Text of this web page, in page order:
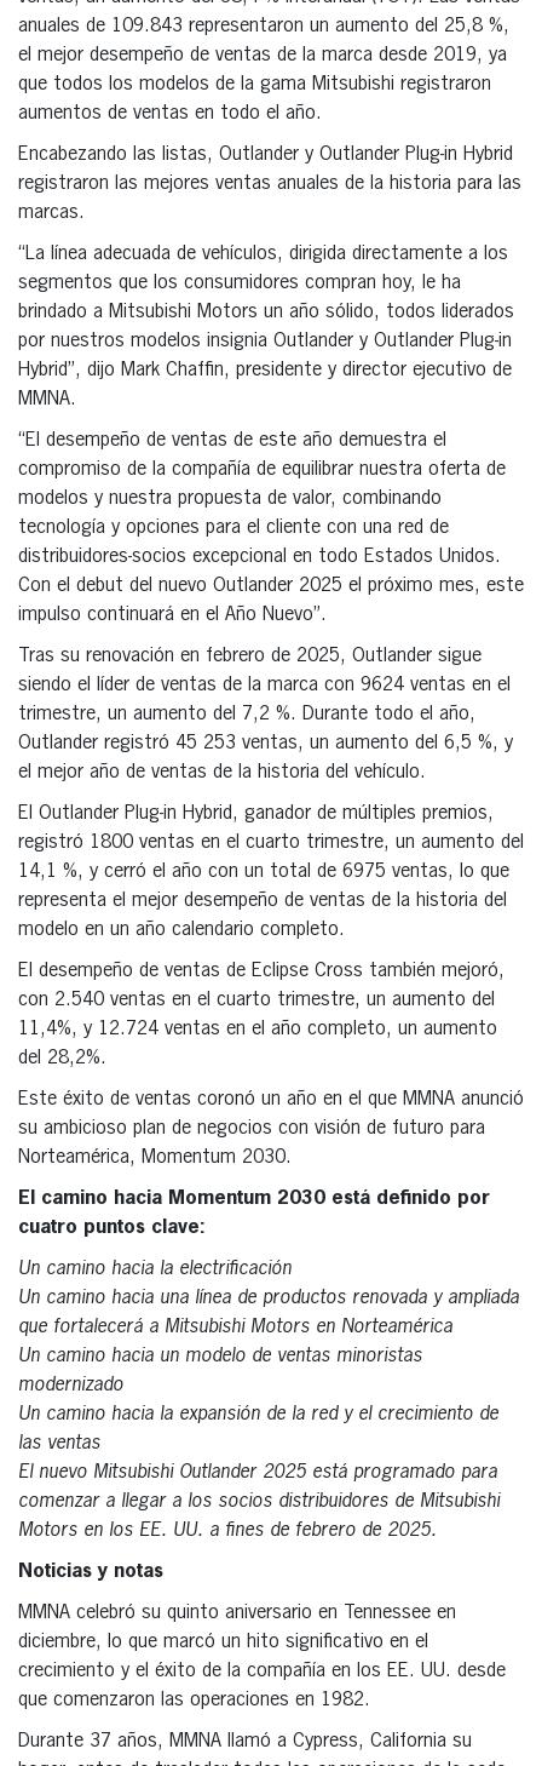
anuales de 109.843 representaron un aumento del 25,8 %,
el mejor desempeño de ventas de la marca desde 2019, ya
que todos los modelos de la gama Mitsubishi registraron
aumentos de ventas en todo el año.
Encabezando las listas, Outlander y Outlander Plug-in Hybrid
registraron las mejores ventas anuales de la historia para las
marcas.
“La línea adecuada de vehículos, dirigida directamente a los
segmentos que los consumidores compran hoy, le ha
brindado a Mitsubishi Motors un año sólido, todos liderados
por nuestros modelos insignia Outlander y Outlander Plug-in
Hybrid”, dijo Mark Chaffin, presidente y director ejecutivo de
MMNA.
“El desempeño de ventas de este año demuestra el
compromiso de la compañía de equilibrar nuestra oferta de
modelos y nuestra propuesta de valor, combinando
tecnología y opciones para el cliente con una red de
distribuidores-socios excepcional en todo Estados Unidos.
Con el debut del nuevo Outlander 2025 el próximo mes, este
impulso continuará en el Año Nuevo”.
Tras su renovación en febrero de 2025, Outlander sigue
siendo el líder de ventas de la marca con 9624 ventas en el
trimestre, un aumento del 7,2 %. Durante todo el año,
Outlander registró 45 253 ventas, un aumento del 6,5 %, y
el mejor año de ventas de la historia del vehículo.
El Outlander Plug-in Hybrid, ganador de múltiples premios,
registró 1800 ventas en el cuarto trimestre, un aumento del
14,1 %, y cerró el año con un total de 6975 ventas, lo que
representa el mejor desempeño de ventas de la historia del
modelo en un año calendario completo.
El desempeño de ventas de Eclipse Cross también mejoró,
con 2.540 ventas en el cuarto trimestre, un aumento del
11,4%, y 12.724 ventas en el año completo, un aumento
del 28,2%.
Este éxito de ventas coronó un año en el que MMNA anunció
su ambicioso plan de negocios con visión de futuro para
Norteamérica, Momentum 2030.
El camino hacia Momentum 2030 está definido por
cuatro puntos clave:
Un camino hacia la electrificación
Un camino hacia una línea de productos renovada y ampliada
que fortalecerá a Mitsubishi Motors en Norteamérica
Un camino hacia un modelo de ventas minoristas
modernizado
Un camino hacia la expansión de la red y el crecimiento de
las ventas
El nuevo Mitsubishi Outlander 2025 está programado para
comenzar a llegar a los socios distribuidores de Mitsubishi
Motors en los EE. UU. a fines de febrero de 2025.
Noticias y notas
MMNA celebró su quinto aniversario en Tennessee en
diciembre, lo que marcó un hito significativo en el
crecimiento y el éxito de la compañía en los EE. UU. desde
que comenzaron las operaciones en 1982.
Durante 37 años, MMNA llamó a Cypress, California su